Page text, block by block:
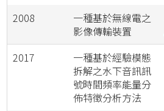
2008
一種基於無線電之
影像傳輸裝置
2017
一種基於經驗模態
拆解之水下音訊訊
號時間頻率能量分
佈特徵分析方法